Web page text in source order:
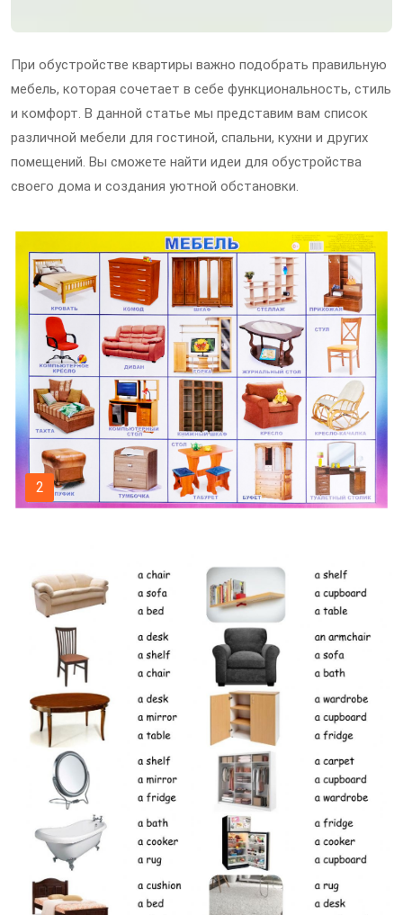
При обустройстве квартиры важно подобрать правильную
мебель, которая сочетает в себе функциональность, стиль
и комфорт. В данной статье мы представим вам список
различной мебели для гостиной, спальни, кухни и других
помещений. Вы сможете найти идеи для обустройства
своего дома и создания уютной обстановки.
2